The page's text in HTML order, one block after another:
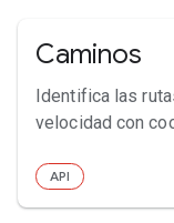
Caminos
Identifica las
velocidad con
API